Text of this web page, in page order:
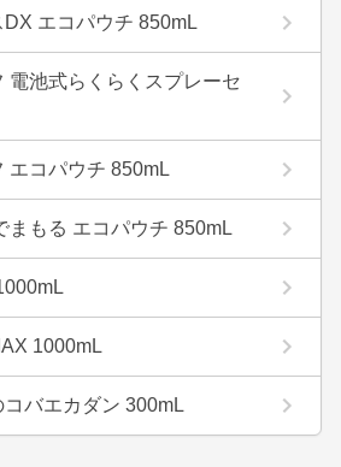
DX エコパウチ 850mL
電池式らくらくスプレーセ
エコパウチ 850mL
まもる エコパウチ 850mL
1000mL
バエカダン 300mL